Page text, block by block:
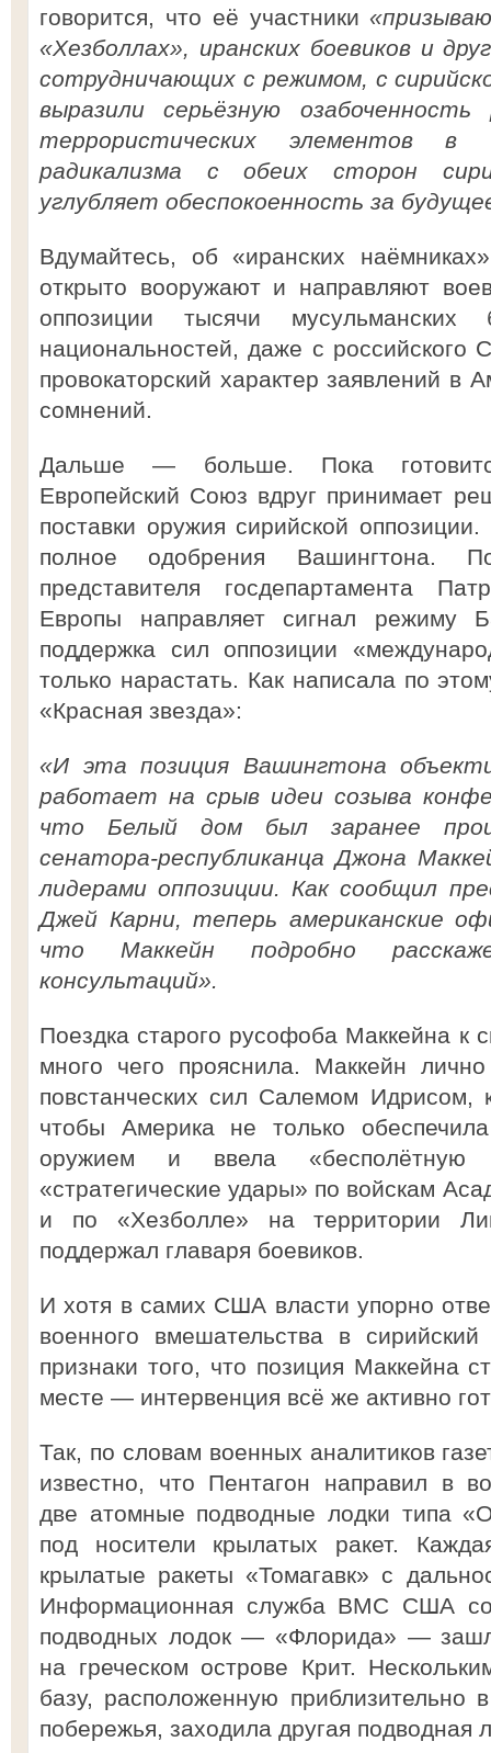
говорится, что её участники
«Хезболлах», иранских боевиков и
сотрудничающих с режимом, с
выразили серьёзную
террористических элементов в
радикализма с обеих сторон
углубляет обеспокоенность за
Вдумайтесь, об «иранских
открыто вооружают и направляют
оппозиции тысячи
национальностей, даже с российского
провокаторский характер заявлений в
сомнений.
Дальше — больше. Пока
Европейский Союз вдруг принимает
поставки оружия сирийской
полное одобрения Вашингтона.
представителя госдепартамента
Европы направляет сигнал
поддержка сил оппозиции
только нарастать. Как написала по
«Красная звезда»:
«И эта позиция Вашингтона
работает на срыв идеи созыва
что Белый дом был заранее
сенатора-республиканца Джона
лидерами оппозиции. Как сообщил
Джей Карни, теперь американские
что Маккейн подробно
консультаций».
Поездка старого русофоба Маккейна к
много чего прояснила. Маккейн
повстанческих сил Салемом Идрисом,
чтобы Америка не только
оружием и ввела
«стратегические удары» по войскам
и по «Хезболле» на территории
поддержал главаря боевиков.
И хотя в самих США власти упорно
военного вмешательства в
признаки того, что позиция Маккейна
месте — интервенция всё же активно
Так, по словам военных аналитиков
известно, что Пентагон направил в
две атомные подводные лодки типа
под носители крылатых ракет.
крылатые ракеты «Томагавк» с
Информационная служба ВМС США
подводных лодок — «Флорида» —
на греческом острове Крит.
базу, расположенную приблизительно
побережья, заходила другая